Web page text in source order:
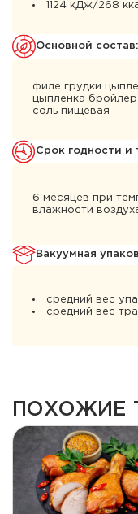
1124 кДж/268
Основной состав:
филе грудки
цыпленка
соль пищевая
Cрок годности и
6 месяцев при
влажности
Вакуумная
средний вес
средний вес
ПОХОЖИЕ